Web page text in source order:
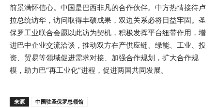
前景满怀信心。中国是巴西非凡的合作伙伴。中方热情接待卢
拉总统访华，访问取得丰硕成果，双边关系必将日益牢固。圣
保罗工业联合会愿以此访为契机，积极发挥平台纽带作用，增
进巴中企业交流洽谈，推动双方在产供应链、绿能、工业、投
资、贸易等领域促进需求对接、加强合作规划，扩大合作规
模，助力巴“再工业化”进程，促进两国共同发展。
来源 中国驻圣保罗总领馆